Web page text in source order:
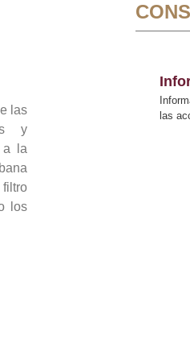
las
y
a la
filtro
los
las